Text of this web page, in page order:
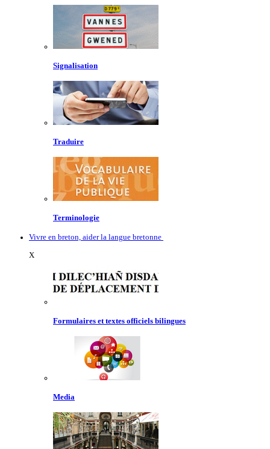
Signalisation
Traduire
Terminologie
Vivre en breton, aider la langue bretonne
X
Formulaires et textes officiels bilingues
Media